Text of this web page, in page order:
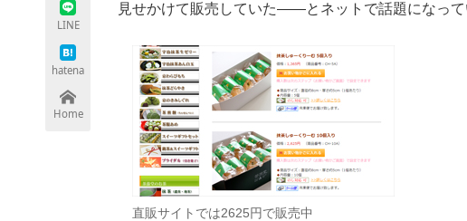
ちょっと気になるネットの話題
LINE
hatena
Home
見せかけて販売していた――とネットで話題になって
直販サイトでは2625円で販売中